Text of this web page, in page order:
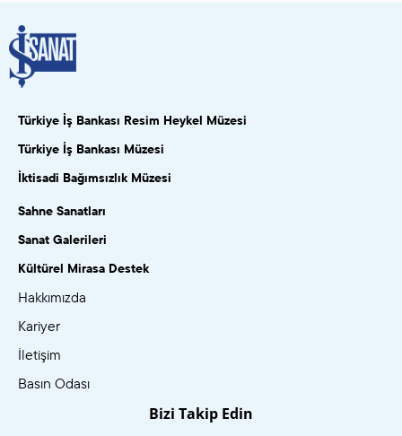
Türkiye İş Bankası Resim Heykel Müzesi
Türkiye İş Bankası Müzesi
İktisadi Bağımsızlık Müzesi
Sahne Sanatları
Sanat Galerileri
Kültürel Mirasa Destek
Hakkımızda
Kariyer
İletişim
Basın Odası
Bizi Takip Edin